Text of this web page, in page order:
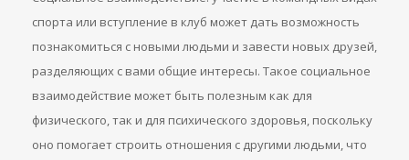
спорта или вступление в клуб может дать возможность
познакомиться с новыми людьми и завести новых друзей,
разделяющих с вами общие интересы. Такое социальное
взаимодействие может быть полезным как для
физического, так и для психического здоровья, поскольку
оно помогает строить отношения с другими людьми, что